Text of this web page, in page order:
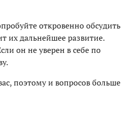
откровенно обсудить
их дальнейшее развитие.
он не уверен в себе по
поэтому и вопросов больше